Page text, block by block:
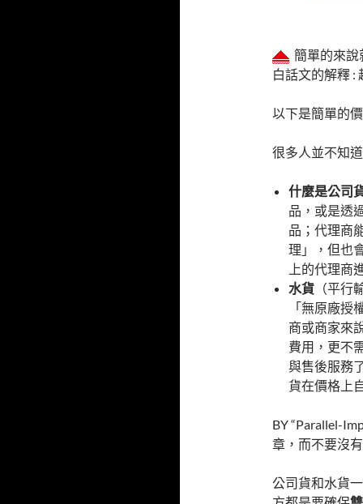
簡單的來說
白話文的解釋 :
以下是簡單的
很多人並不知
什麼是公司
品，或是透
品；代理商
理」，但也
上的代理商
水貨 （平
「無原廠
商或商家來
費用，更不
與售後服務
貨在價格上
BY “Parallel-
章，而不要沒
公司貨和水貨